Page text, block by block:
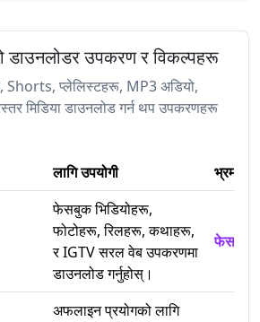
डाउनलोडर उपकरण र विकल्पहरू
Shorts, प्लेलिस्टहरू, MP3 अडियो,
मिडिया डाउनलोड गर्न थप उपकरणहरू
लागि उपयोगी भ्रमण
फेसबुक भिडियोहरू,
फोटोहरू, रिलहरू, कथाहरू,
र IGTV सरल वेब उपकरणमा
डाउनलोड गर्नुहोस्।
फेसबुक
अफलाइन प्रयोगको लागि